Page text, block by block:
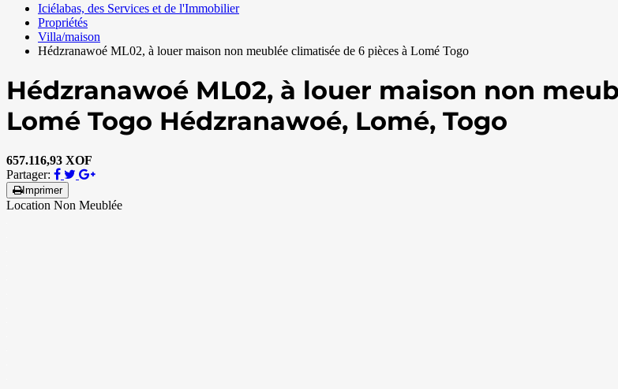
Iciélabas, des Services et de l'Immobilier
Propriétés
Villa/maison
Hédzranawoé ML02, à louer maison non meublée climatisée de 6 pièces à Lomé Togo
Hédzranawoé ML02, à louer maison non
Lomé Togo Hédzranawoé, Lomé, Togo
657.116,93 XOF
Partager:
Imprimer
Location Non Meublée